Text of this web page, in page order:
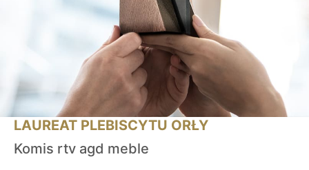
LAUREAT PLEBISCYTU ORŁY
Komis rtv agd meble